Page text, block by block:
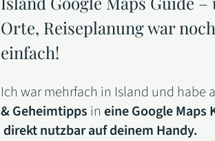
Orte, Reiseplanung war
einfach!
Ich war mehrfach in Island und habe
& Geheimtipps in eine Google Maps
direkt nutzbar auf deinem Handy.